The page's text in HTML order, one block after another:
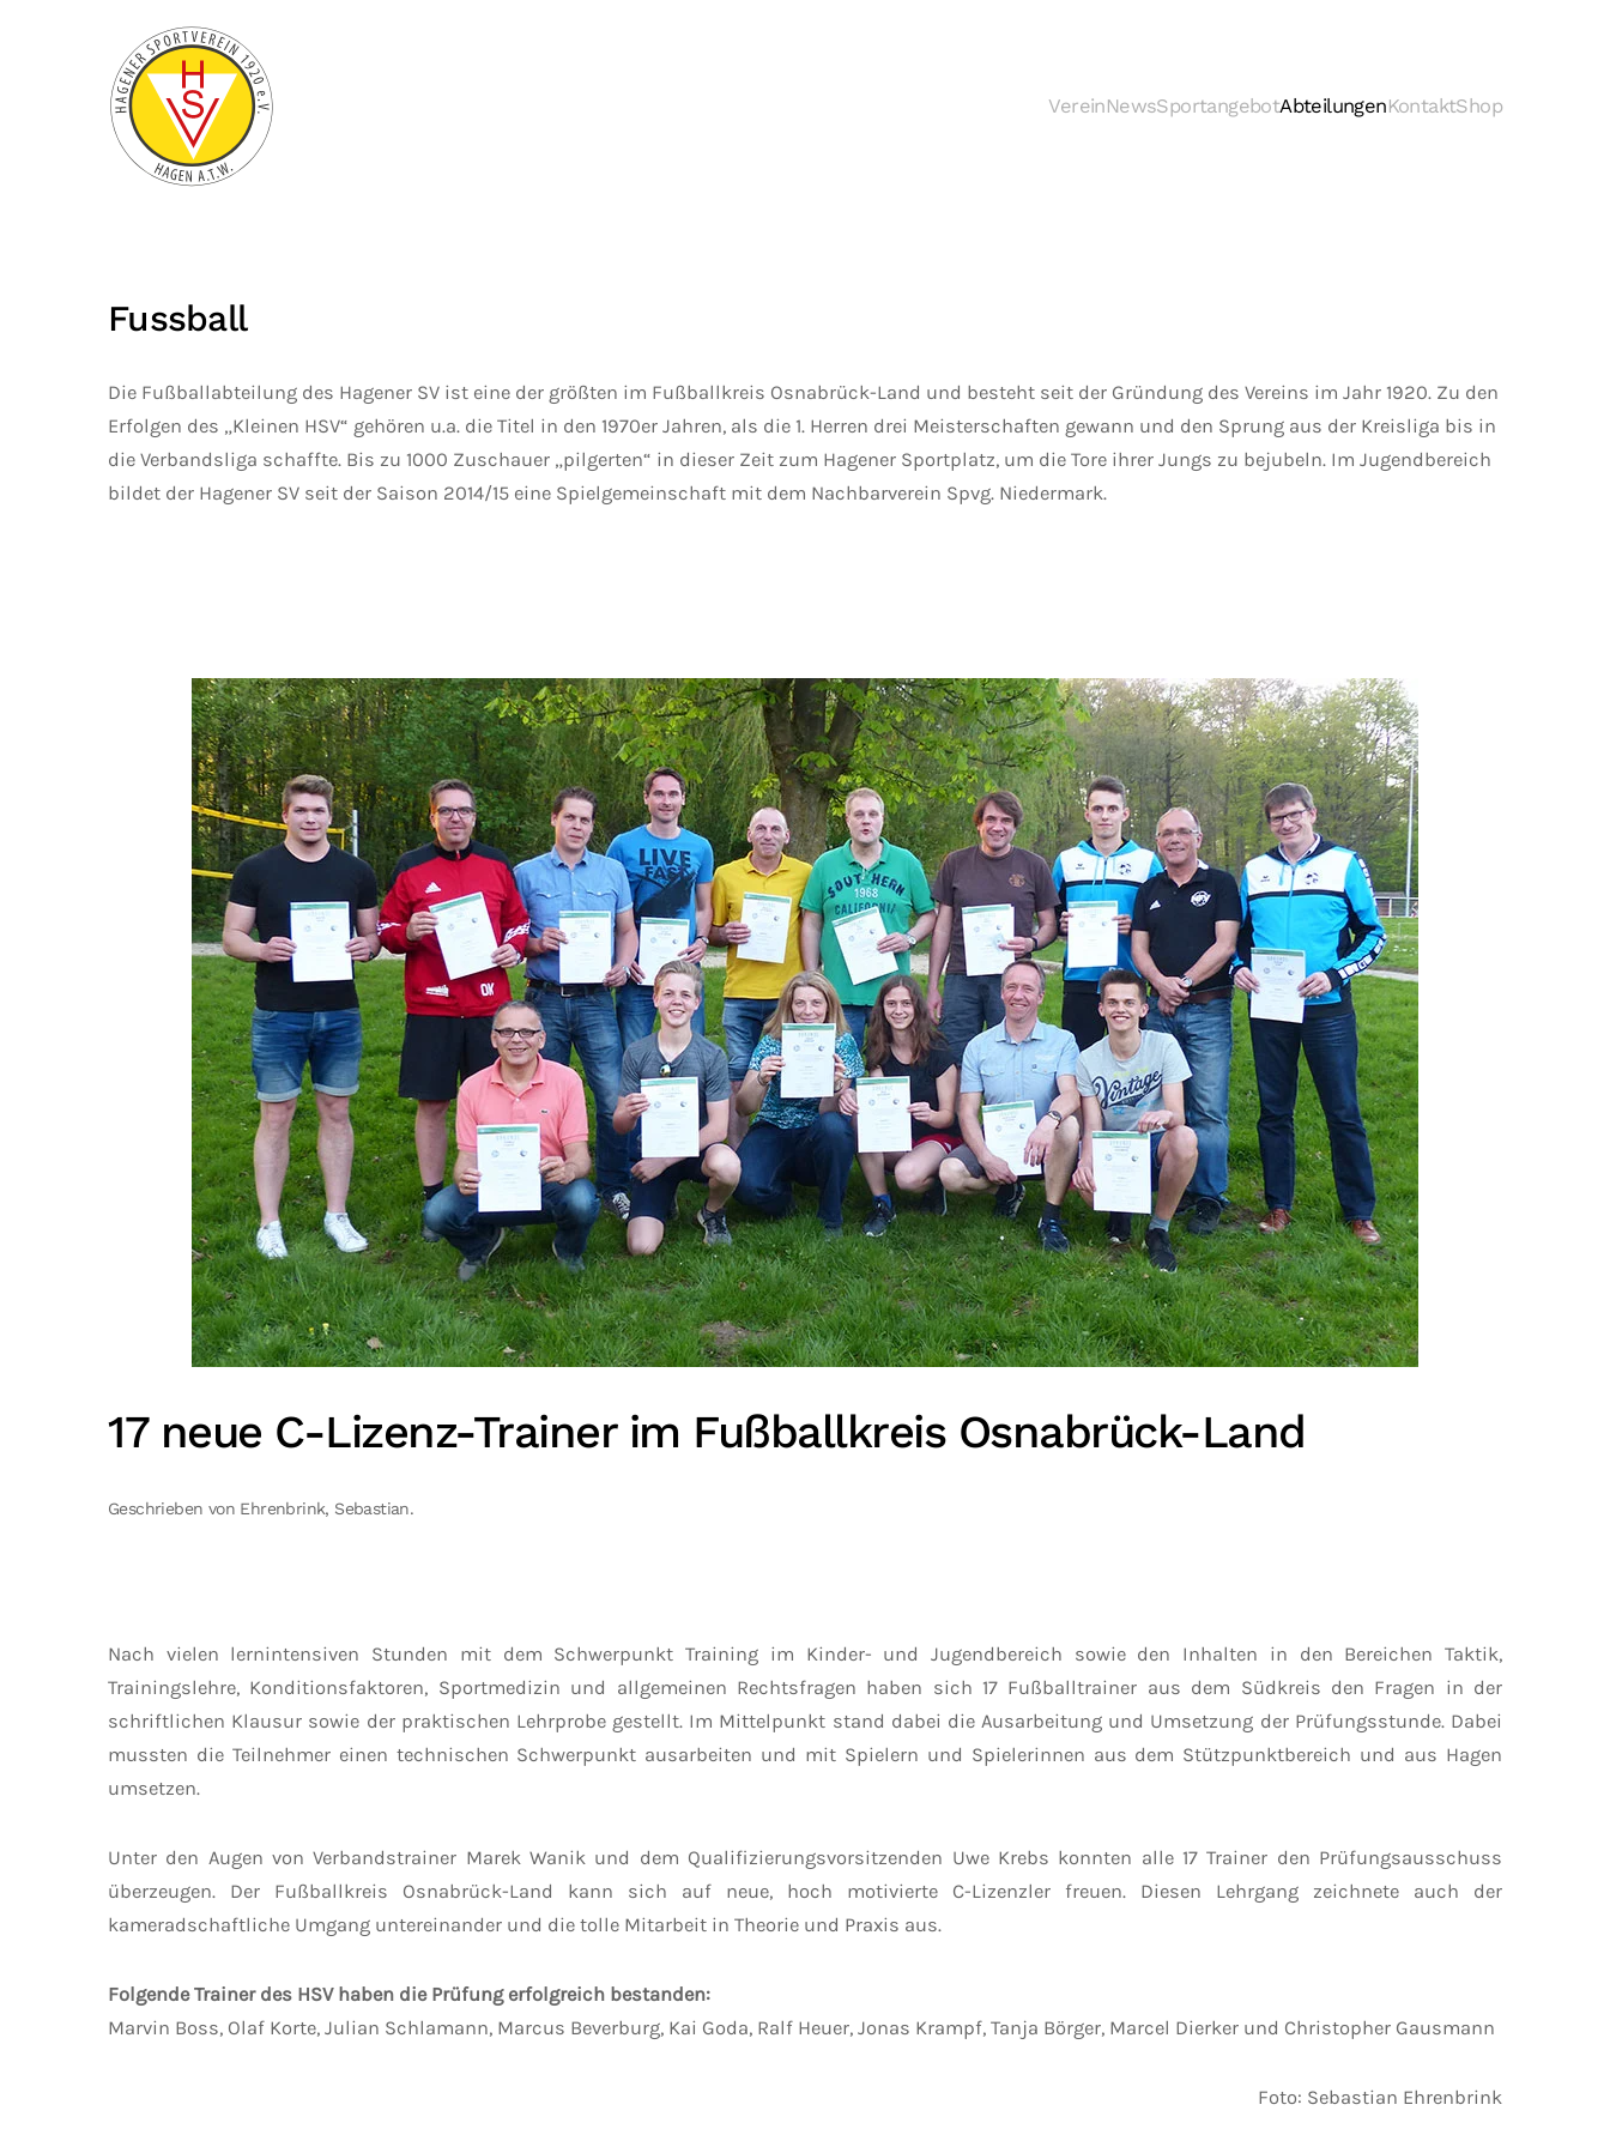
Zum Hauptinhalt springen
VereinNewsSportangebotAbteilungenKontaktShop
Fussball
Die Fußballabteilung des Hagener SV ist eine der größten im Fußballkreis Osnabrück-Land und besteht seit der Gründung des Vereins im Jahr 1920. Zu den
Erfolgen des „Kleinen HSV“ gehören u.a. die Titel in den 1970er Jahren, als die 1. Herren drei Meisterschaften gewann und den Sprung aus der Kreisliga bis in
die Verbandsliga schaffte. Bis zu 1000 Zuschauer „pilgerten“ in dieser Zeit zum Hagener Sportplatz, um die Tore ihrer Jungs zu bejubeln. Im Jugendbereich
bildet der Hagener SV seit der Saison 2014/15 eine Spielgemeinschaft mit dem Nachbarverein Spvg. Niedermark.
17 neue C-Lizenz-Trainer im Fußballkreis Osnabrück-Land
Geschrieben von Ehrenbrink, Sebastian.
Nach vielen lernintensiven Stunden mit dem Schwerpunkt Training im Kinder- und Jugendbereich sowie den Inhalten in den Bereichen Taktik,
Trainingslehre, Konditionsfaktoren, Sportmedizin und allgemeinen Rechtsfragen haben sich 17 Fußballtrainer aus dem Südkreis den Fragen in der
schriftlichen Klausur sowie der praktischen Lehrprobe gestellt. Im Mittelpunkt stand dabei die Ausarbeitung und Umsetzung der Prüfungsstunde. Dabei
mussten die Teilnehmer einen technischen Schwerpunkt ausarbeiten und mit Spielern und Spielerinnen aus dem Stützpunktbereich und aus Hagen
umsetzen.
Unter den Augen von Verbandstrainer Marek Wanik und dem Qualifizierungsvorsitzenden Uwe Krebs konnten alle 17 Trainer den Prüfungsausschuss
überzeugen. Der Fußballkreis Osnabrück-Land kann sich auf neue, hoch motivierte C-Lizenzler freuen. Diesen Lehrgang zeichnete auch der
kameradschaftliche Umgang untereinander und die tolle Mitarbeit in Theorie und Praxis aus.
Folgende Trainer des HSV haben die Prüfung erfolgreich bestanden:
Marvin Boss, Olaf Korte, Julian Schlamann, Marcus Beverburg, Kai Goda, Ralf Heuer, Jonas Krampf, Tanja Börger, Marcel Dierker und Christopher Gausmann
Foto: Sebastian Ehrenbrink